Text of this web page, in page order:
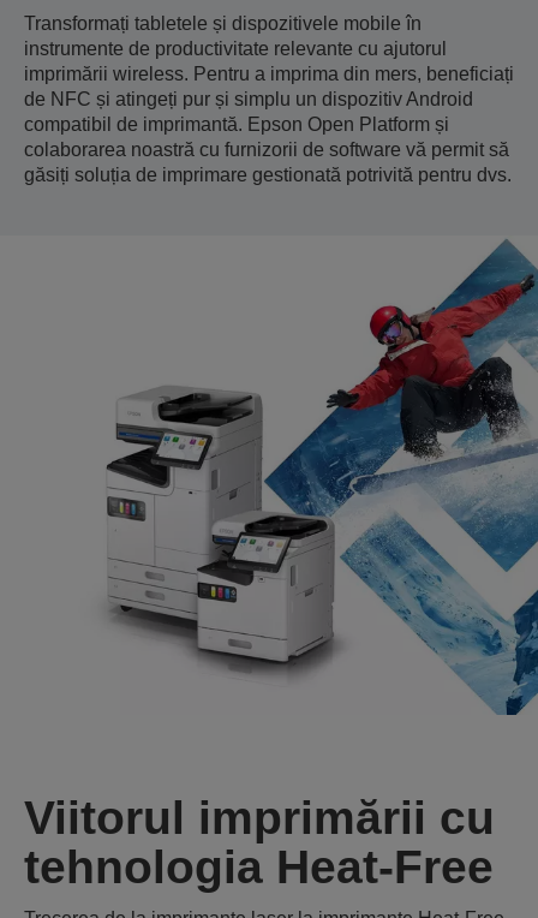
Transformați tabletele și dispozitivele mobile în
instrumente de productivitate relevante cu ajutorul
imprimării wireless. Pentru a imprima din mers, beneficiați
de NFC și atingeți pur și simplu un dispozitiv Android
compatibil de imprimantă. Epson Open Platform și
colaborarea noastră cu furnizorii de software vă permit să
găsiți soluția de imprimare gestionată potrivită pentru dvs.
Viitorul imprimării cu
tehnologia Heat-Free